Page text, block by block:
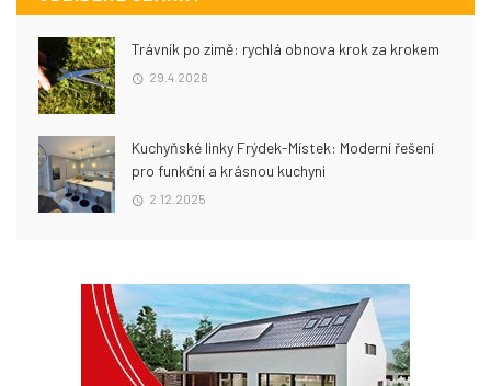
Trávník po zimě: rychlá obnova krok za krokem
29.4.2026
Kuchyňské linky Frýdek-Místek: Moderní řešení
pro funkční a krásnou kuchyni
2.12.2025